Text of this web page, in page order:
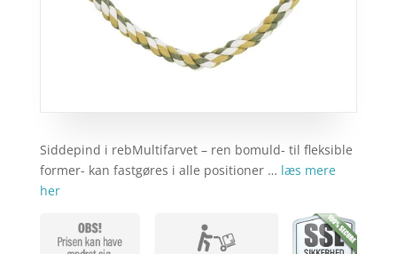
Siddepind i rebMultifarvet – ren bomuld- til fleksible
former- kan fastgøres i alle positioner … læs mere
her